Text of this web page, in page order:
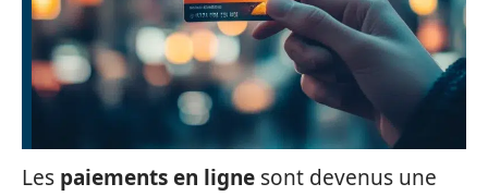
Les paiements en ligne sont devenus une